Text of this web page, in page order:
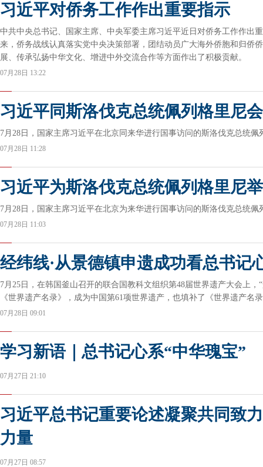
习近平对侨务工作作出重要指示
中共中央总书记、国家主席、中央军委主席习近平近日对侨务工作作出
来，侨务战线认真落实党中央决策部署，团结动员广大海外侨胞和归侨
展、传承弘扬中华文化、增进中外交流合作等方面作出了积极贡献。
07月28日 13:22
习近平同斯洛伐克总统佩列格里尼
7月28日，国家主席习近平在北京同来华进行国事访问的斯洛伐克总统佩
07月28日 11:28
习近平为斯洛伐克总统佩列格里尼
7月28日，国家主席习近平在北京为来华进行国事访问的斯洛伐克总统佩
07月28日 11:03
经纬线·从景德镇申遗成功看总书记
7月25日，在韩国釜山召开的联合国教科文组织第48届世界遗产大会上，
《世界遗产名录》，成为中国第61项世界遗产，也填补了《世界遗产名
07月28日 09:01
学习新语｜总书记心系“中华瑰宝”
07月27日 21:10
习近平总书记重要论述凝聚共同致
力量
07月27日 08:57